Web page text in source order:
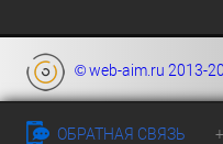
© web-aim.ru 2013-
ОБРАТНАЯ СВЯЗЬ